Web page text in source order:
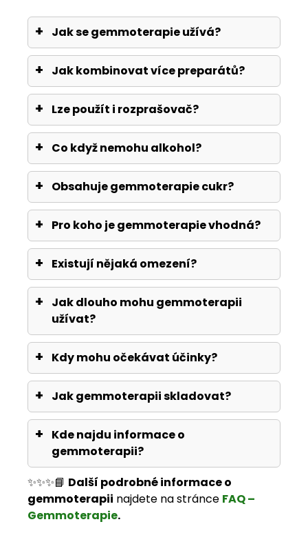
Jak se gemmoterapie užívá?
Jak kombinovat více preparátů?
Lze použít i rozprašovač?
Co když nemohu alkohol?
Obsahuje gemmoterapie cukr?
Pro koho je gemmoterapie vhodná?
Existují nějaká omezení?
Jak dlouho mohu gemmoterapii
užívat?
Kdy mohu očekávat účinky?
Jak gemmoterapii skladovat?
Kde najdu informace o
gemmoterapii?
✨✨✨📘 Další podrobné informace o
gemmoterapii najdete na stránce FAQ –
Gemmoterapie.